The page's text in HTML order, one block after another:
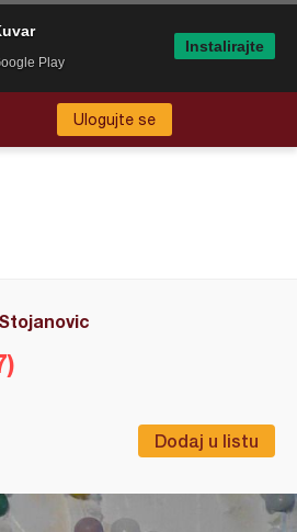
Ulogujte se
Dodaj u listu
Play
Instalirajte